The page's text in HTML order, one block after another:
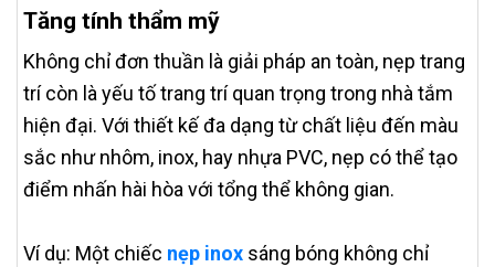
Tăng tính thẩm mỹ
Không chỉ đơn thuần là giải pháp an toàn, nẹp trang
trí còn là yếu tố trang trí quan trọng trong nhà tắm
hiện đại. Với thiết kế đa dạng từ chất liệu đến màu
sắc như nhôm, inox, hay nhựa PVC, nẹp có thể tạo
điểm nhấn hài hòa với tổng thể không gian.
Ví dụ: Một chiếc nẹp inox sáng bóng không chỉ